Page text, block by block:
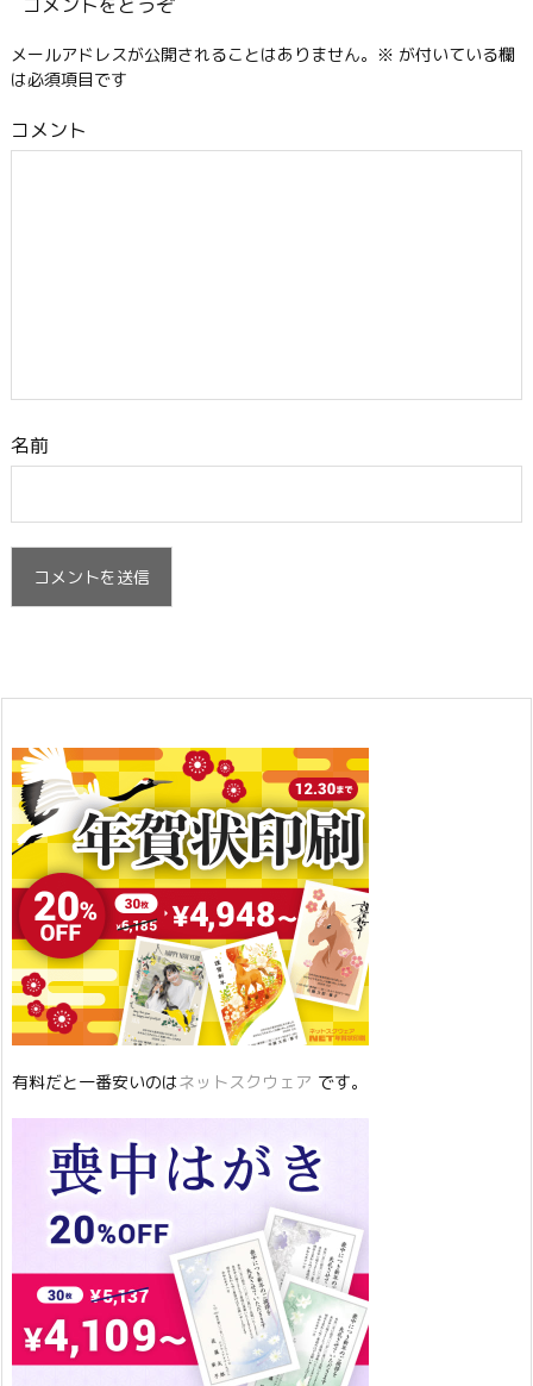
メールアドレスが公開されることはありません。 ※ が付いている欄
は必須項目です
コメント
名前
有料だと一番安いのはネットスクウェア です。